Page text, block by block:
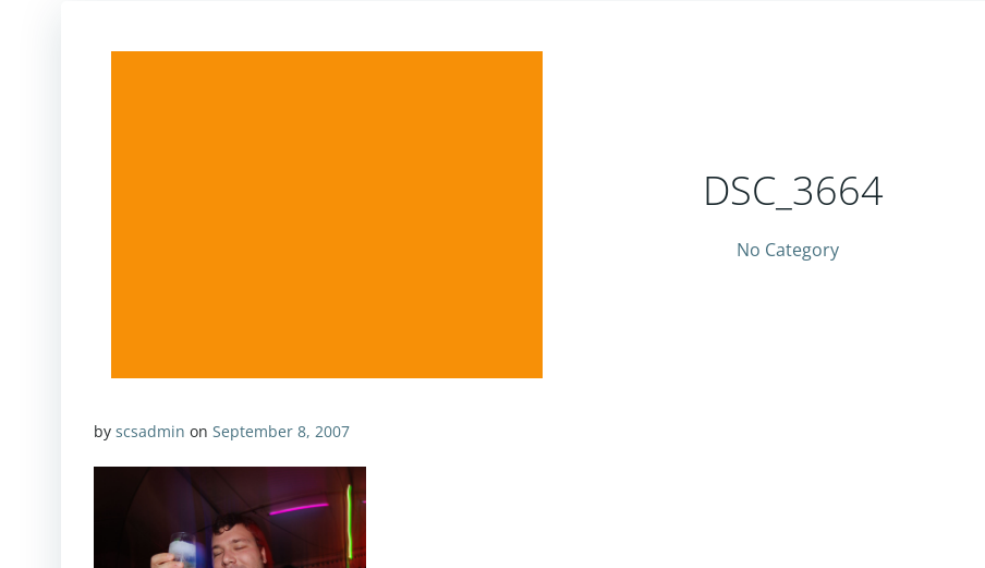
DSC_3664
No Category
by scsadmin on September 8, 2007